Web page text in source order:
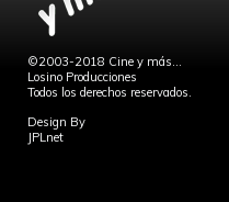
©2003-2018 Cine y más...
Losino Producciones
Todos los derechos reservados.
Design By
JPLnet